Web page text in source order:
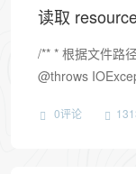
读取
/** * 根据文件路
@throws
0评论